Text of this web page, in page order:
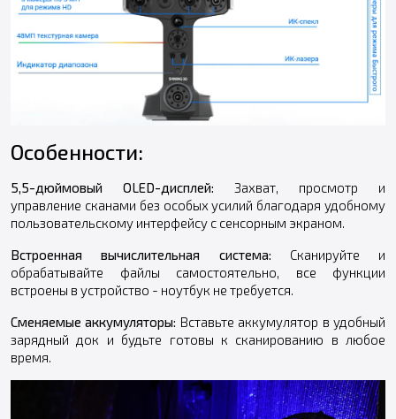
Особенности:
5,5-дюймовый OLED-дисплей: Захват, просмотр и
управление сканами без особых усилий благодаря удобному
пользовательскому интерфейсу с сенсорным экраном.
Встроенная вычислительная система: Сканируйте и
обрабатывайте файлы самостоятельно, все функции
встроены в устройство - ноутбук не требуется.
Сменяемые аккумуляторы: Вставьте аккумулятор в удобный
зарядный док и будьте готовы к сканированию в любое
время.